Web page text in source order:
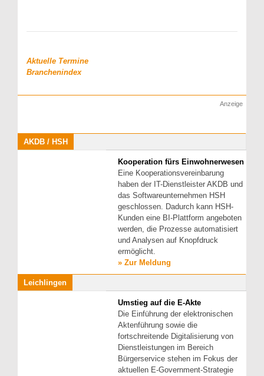
Aktuelle Termine
Branchenindex
Anzeige
AKDB / HSH
Kooperation fürs Einwohnerwesen
Eine Kooperationsvereinbarung
haben der IT-Dienstleister AKDB und
das Softwareunternehmen HSH
geschlossen. Dadurch kann HSH-
Kunden eine BI-Plattform angeboten
werden, die Prozesse automatisiert
und Analysen auf Knopfdruck
ermöglicht.
» Zur Meldung
Leichlingen
Umstieg auf die E-Akte
Die Einführung der elektronischen
Aktenführung sowie die
fortschreitende Digitalisierung von
Dienstleistungen im Bereich
Bürgerservice stehen im Fokus der
aktuellen E-Government-Strategie